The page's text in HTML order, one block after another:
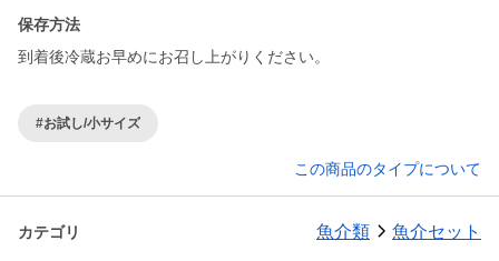
保存方法
到着後冷蔵お早めにお召し上がりください。
#お試し/小サイズ
この商品のタイプについて
カテゴリ 魚介類 魚介セット